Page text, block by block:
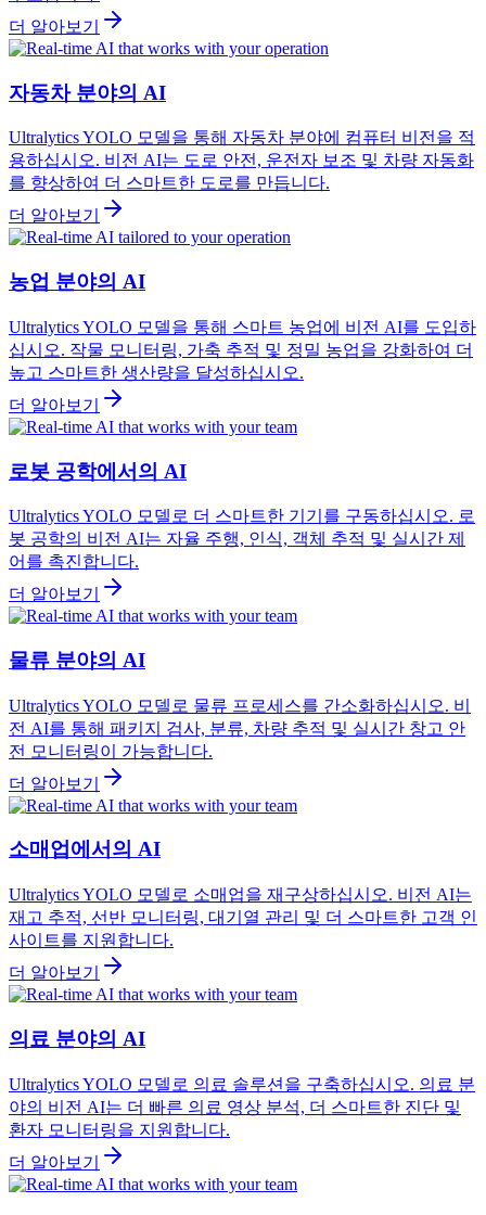
더 알아보기
자동차 분야의 AI
Ultralytics YOLO 모델을 통해 자동차 분야에 컴퓨터 비전을 적
용하십시오. 비전 AI는 도로 안전, 운전자 보조 및 차량 자동화
를 향상하여 더 스마트한 도로를 만듭니다.
더 알아보기
농업 분야의 AI
Ultralytics YOLO 모델을 통해 스마트 농업에 비전 AI를 도입하
십시오. 작물 모니터링, 가축 추적 및 정밀 농업을 강화하여 더
높고 스마트한 생산량을 달성하십시오.
더 알아보기
로봇 공학에서의 AI
Ultralytics YOLO 모델로 더 스마트한 기기를 구동하십시오. 로
봇 공학의 비전 AI는 자율 주행, 인식, 객체 추적 및 실시간 제
어를 촉진합니다.
더 알아보기
물류 분야의 AI
Ultralytics YOLO 모델로 물류 프로세스를 간소화하십시오. 비
전 AI를 통해 패키지 검사, 분류, 차량 추적 및 실시간 창고 안
전 모니터링이 가능합니다.
더 알아보기
소매업에서의 AI
Ultralytics YOLO 모델로 소매업을 재구상하십시오. 비전 AI는
재고 추적, 선반 모니터링, 대기열 관리 및 더 스마트한 고객 인
사이트를 지원합니다.
더 알아보기
의료 분야의 AI
Ultralytics YOLO 모델로 의료 솔루션을 구축하십시오. 의료 분
야의 비전 AI는 더 빠른 의료 영상 분석, 더 스마트한 진단 및
환자 모니터링을 지원합니다.
더 알아보기